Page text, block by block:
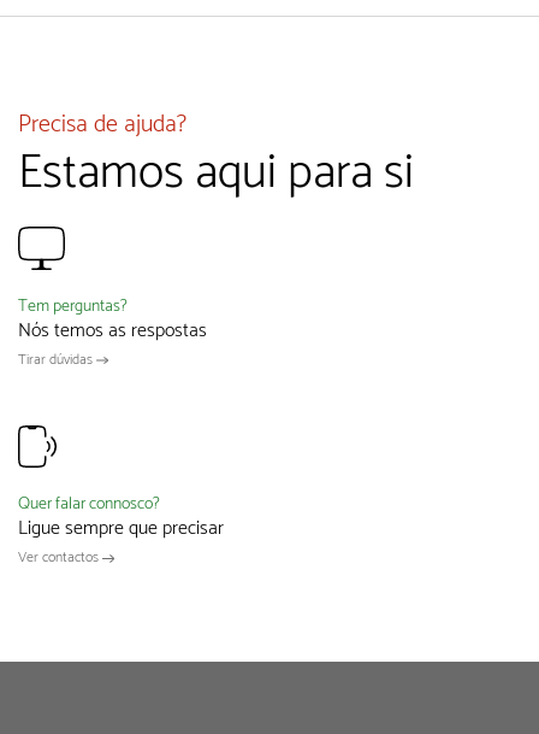
Precisa de ajuda?
Estamos aqui para si
Tem perguntas?
Nós temos as respostas
Tirar dúvidas
Quer falar connosco?
Ligue sempre que precisar
Ver contactos